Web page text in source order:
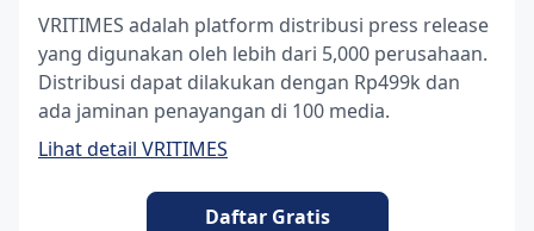
VRITIMES adalah platform distribusi press release
yang digunakan oleh lebih dari 5,000 perusahaan.
Distribusi dapat dilakukan dengan Rp499k dan
ada jaminan penayangan di 100 media.
Lihat detail VRITIMES
Daftar Gratis